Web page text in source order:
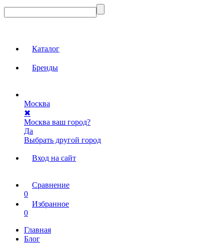
Каталог
Бренды
Москва
✖
Москва ваш город?
Да
Выбрать другой город
Вход на сайт
Сравнение
0
Избранное
0
Главная
Блог